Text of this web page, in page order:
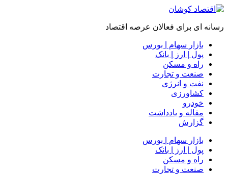
رسانه ای برای فعالان عرصه اقتصاد
بازار سهام | بورس
پول | ارز | بانک
راه و مسکن
صنعت و تجارت
نفت و انرژی
کشاورزی
خودرو
مقاله و یادداشت
گزارش
بازار سهام | بورس
پول | ارز | بانک
راه و مسکن
صنعت و تجارت